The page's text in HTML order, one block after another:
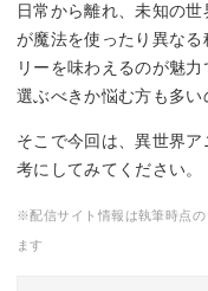
日常から離れ、未知の
が魔法を使ったり異な
リーを味わえるのが魅
選ぶべきか悩む方も多い
そこで今回は、異世界
考にしてみてください。
※配信サイト情報は執筆時点の
ます